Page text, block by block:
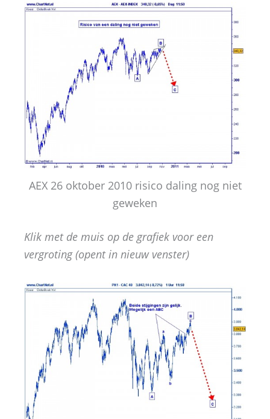
AEX 26 oktober 2010 risico daling nog niet
geweken
Klik met de muis op de grafiek voor een
vergroting (opent in nieuw venster)